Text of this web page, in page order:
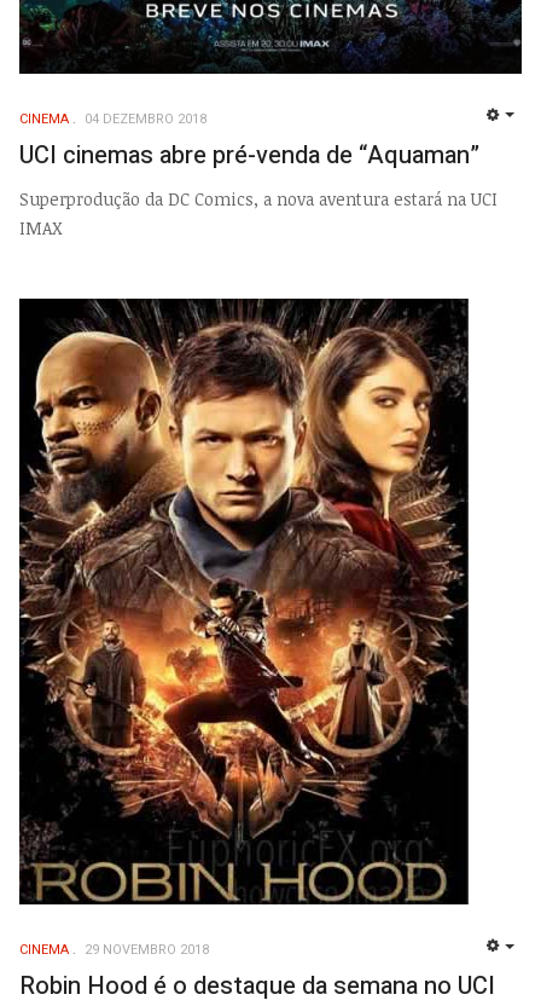
CINEMA 04 DEZEMBRO 2018
UCI cinemas abre pré-venda de “Aquaman”
Superprodução da DC Comics, a nova aventura estará na UCI
IMAX
CINEMA 29 NOVEMBRO 2018
Robin Hood é o destaque da semana no UCI